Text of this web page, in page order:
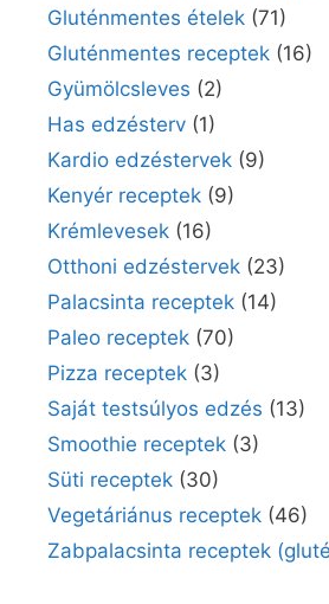
Gluténmentes ételek (71)
Gluténmentes receptek (16)
Gyümölcsleves (2)
Has edzésterv (1)
Kardio edzéstervek (9)
Kenyér receptek (9)
Krémlevesek (16)
Otthoni edzéstervek (23)
Palacsinta receptek (14)
Paleo receptek (70)
Pizza receptek (3)
Saját testsúlyos edzés (13)
Smoothie receptek (3)
Süti receptek (30)
Vegetáriánus receptek (46)
Zabpalacsinta receptek